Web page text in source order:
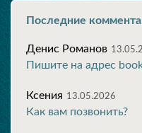
Последние
Денис Романов
Пишите на адрес
Ксения 13.05.2026
Как вам позвонить?